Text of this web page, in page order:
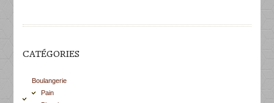
CATÉGORIES
Boulangerie
Pain